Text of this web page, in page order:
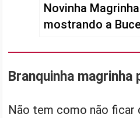
Novinha
mostrando a
Branquinha
Não tem como não ficar